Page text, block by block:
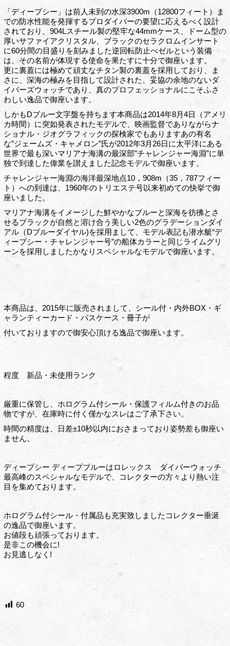
「ディープシー」は前人未到の水深3900m（12800フィート）ま
での防水性能を発揮するプロダイバーの要望に応えるべく設計
されており、904Lスチール製の堅牢な44mmケース、ドーム型の
厚いサファイアクリスタル、ブラックのセラクロムインサート
に60分間の目盛りを刻みました逆回転防止べゼルという装備
は、その名前が体現する使命を果たすに十分で御座います。
更に裏蓋には極めて頑丈なチタン製の裏蓋を採用しており、ま
さに、深海の極みを目指して設計された、妥協の余地のないダ
イバーズウォッチであり、真のプロフェッショナルにこそふさ
わしい逸品で御座います。
しかもDブルー文字盤を持ちます本商品は2014年8月4日（アメリ
カ時間）に突如発表されたモデルで、映画監督でありながらナ
ショナル・ジオグラフィックの探検家でもありますあの有名
な”ジェームズ・キャメロン”氏が2012年3月26日に太平洋にある
世界で最も深いマリアナ海溝の最深部”チャレンジャー海淵”に単
独で到達した偉業を讃えました記念モデルで御座います。
チャレンジャー海淵の海洋最深地点10，908m（35，787フィー
ト）への到達は、1960年のトリエステ号以来初めての快挙で御
座いました。
マリアナ海溝をイメージした鮮やかなブルーと深海を彷彿とさ
せるブラックが自然と溶け合う美しい2色のグラデーションダイ
アル（Dブルーダイヤル)を採用まして、モデル表記も潜水艇“デ
ィープシー・チャレンジャー号”の船体カラーと同じライムグリ
ーンを採用しましたかなりスペシャルなモデルで御座います。
本商品は、2015年に販売されまして、シール付・内外BOX・ギ
ャランティーカード・パスケース・冊子が
付いておりますので御安心頂ける逸品で御座います。
程度 新品・未使用ランク
厳重に保管し、ホログラム付シール・保護フィルム付きのお品
物ですが、在庫時に付く僅かなスレはご了承下さい。
時間の精度は、日差±10秒以内におさまっており姿勢差も御座い
ません。
ディープシー ディープブルーはロレックス ダイバーウォッチ
最高峰のスペシャルなモデルで、コレクターの方々より熱い注
目を集めております。
ホログラム付シール・付属品も充実致しましたコレクター垂涎
の逸品で御座います。
お値段も頑張っております。
是非この機会に!
お見逃しなく!
60